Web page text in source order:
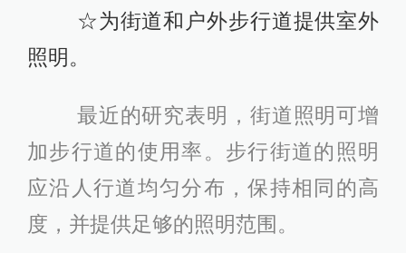
☆为街道和户外步行道提供室外
照明。
最近的研究表明，街道照明可增
加步行道的使用率。步行街道的照明
应沿人行道均匀分布，保持相同的高
度，并提供足够的照明范围。